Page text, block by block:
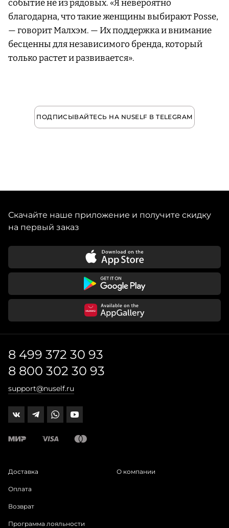
событие не из рядовых. «Я невероятно
благодарна, что такие женщины выбирают Posse,
— говорит Малхэм. — Их поддержка и внимание
бесценны для независимого бренда, который
только растет и развивается».
ПОДПИСЫВАЙТЕСЬ НА NUSELF В TELEGRAM
Скачайте наше приложение и получите скидку
на первый заказ
8 499 372 30 93
8 800 302 30 93
support@nuself.ru
Доставка
Оплата
Возврат
Программа лояльности
О компании